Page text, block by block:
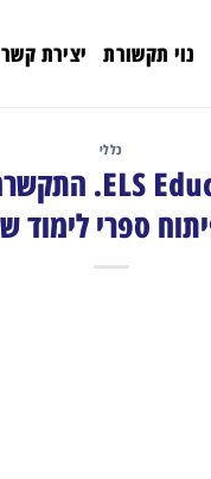
נוי תקשורת יצירת קשר
כללי